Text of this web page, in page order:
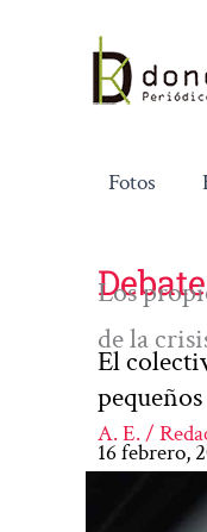
contenido
Fotos
Debate
Los
de la
El
A. E. /
16 febrero,